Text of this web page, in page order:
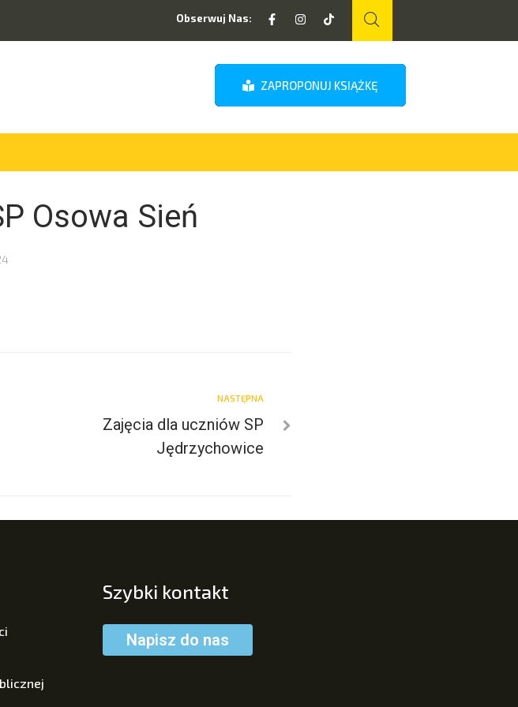
Obserwuj Nas:
ZAPROPONUJ KSIĄŻKĘ
Osowa Sień
NASTĘPNA
Zajęcia dla uczniów SP
Jędrzychowice
Szybki kontakt
Napisz do nas